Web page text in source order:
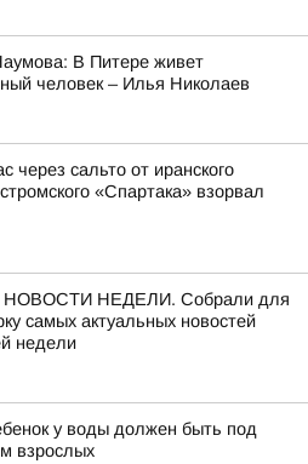
В Питере живет
человек – Илья Николаев
через сальто от иранского
«Спартака» взорвал
НЕДЕЛИ. Собрали для
самых актуальных новостей
недели
у воды должен быть под
взрослых